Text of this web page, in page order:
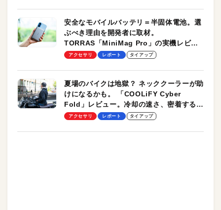
安全なモバイルバッテリ＝半固体電池。選
ぶべき理由を開発者に取材。
TORRAS「MiniMag Pro」の実機レビュ
ーも
アクセサリ レポート タイアップ
夏場のバイクは地獄？ ネッククーラーが助
けになるかも。 「COOLiFY Cyber
Fold」レビュー。冷却の速さ、密着する冷
却プレート、シンプルな操作性がグッド！
アクセサリ レポート タイアップ